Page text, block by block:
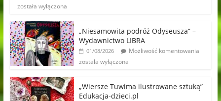
została wyłączona
„Niesamowita podróż Odyseusza” –
Wydawnictwo LIBRA
01/08/2026
Możliwość komentowania
została wyłączona
„Wiersze Tuwima ilustrowane sztuką”
Edukacja-dzieci.pl